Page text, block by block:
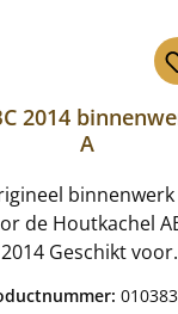
2014
A
binnenwerk
de Houtkachel
2014 Geschikt voor